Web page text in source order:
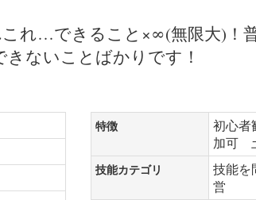
れ…できること×∞(無限大)！
きないことばかりです！
特徴
初心
加可
技能カテゴリ
技能
営